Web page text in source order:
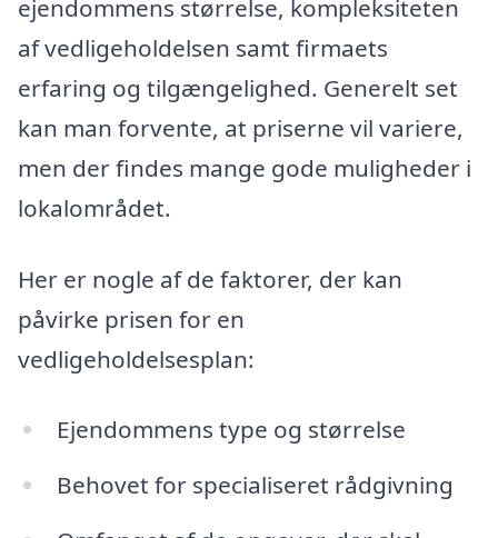
ejendommens størrelse, kompleksiteten
af vedligeholdelsen samt firmaets
erfaring og tilgængelighed. Generelt set
kan man forvente, at priserne vil variere,
men der findes mange gode muligheder i
lokalområdet.
Her er nogle af de faktorer, der kan
påvirke prisen for en
vedligeholdelsesplan:
Ejendommens type og størrelse
Behovet for specialiseret rådgivning